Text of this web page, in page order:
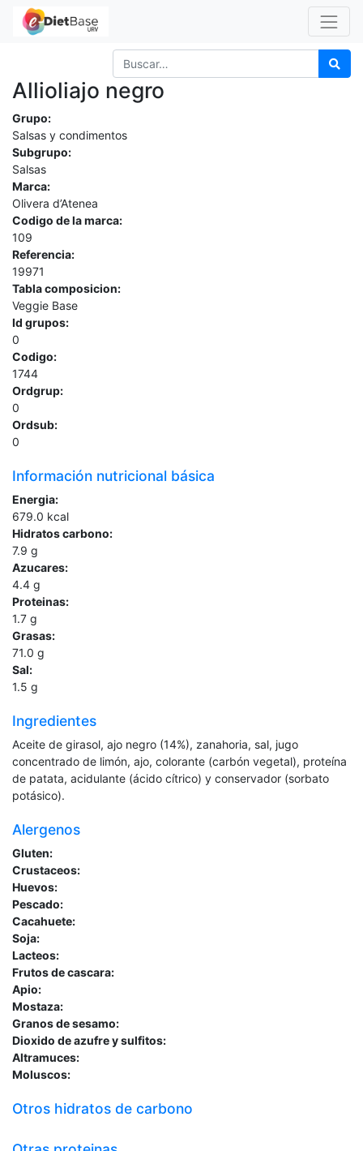
Allioliajo negro
Grupo:
Salsas y condimentos
Subgrupo:
Salsas
Marca:
Olivera d’Atenea
Codigo de la marca:
109
Referencia:
19971
Tabla composicion:
Veggie Base
Id grupos:
0
Codigo:
1744
Ordgrup:
0
Ordsub:
0
Información nutricional básica
Energia:
679.0 kcal
Hidratos carbono:
7.9 g
Azucares:
4.4 g
Proteinas:
1.7 g
Grasas:
71.0 g
Sal:
1.5 g
Ingredientes
Aceite de girasol, ajo negro (14%), zanahoria, sal, jugo
concentrado de limón, ajo, colorante (carbón vegetal), proteína
de patata, acidulante (ácido cítrico) y conservador (sorbato
potásico).
Alergenos
Gluten:
Crustaceos:
Huevos:
Pescado:
Cacahuete:
Soja:
Lacteos:
Frutos de cascara:
Apio:
Mostaza:
Granos de sesamo:
Dioxido de azufre y sulfitos:
Altramuces:
Moluscos:
Otros hidratos de carbono